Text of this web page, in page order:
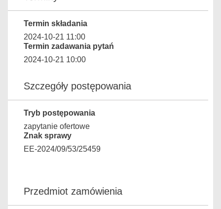
Termin składania
2024-10-21 11:00
Termin zadawania pytań
2024-10-21 10:00
Szczegóły postępowania
Tryb postępowania
zapytanie ofertowe
Znak sprawy
EE-2024/09/53/25459
Przedmiot zamówienia